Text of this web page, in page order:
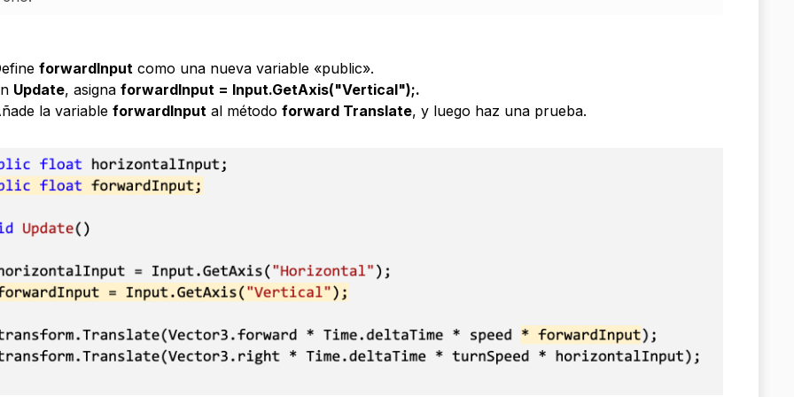
forwardInput como una nueva variable «public».
Update, asigna forwardInput = Input.GetAxis("Vertical");.
la variable forwardInput al método forward Translate, y luego haz una prueba.